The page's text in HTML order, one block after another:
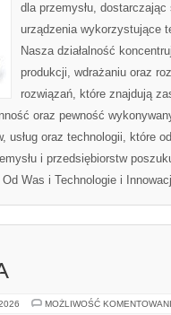
dla przemysłu,
urządzenia wykorzystujące
Nasza działalność
produkcji, wdrażaniu oraz
rozwiązań, które znajdują
oraz pewność
usług oraz technologii, które
i przedsiębiorstw
Was i Technologie i
MOŻLIWOŚĆ